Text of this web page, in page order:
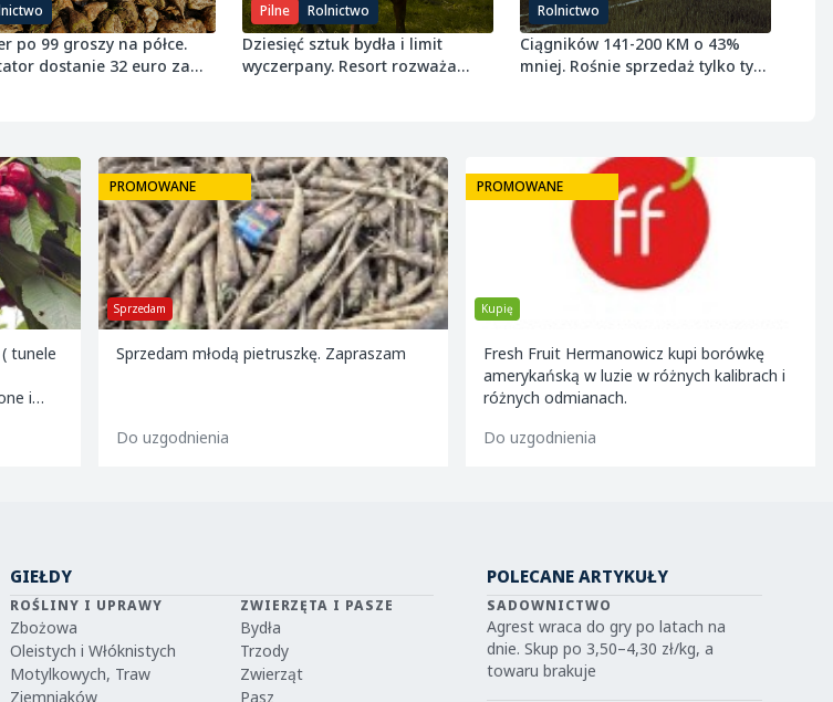
po 99 groszy na półce.
dostanie 32 euro za
Pilne Rolnictwo
Dziesięć sztuk bydła i limit
wyczerpany. Resort rozważa
Rolnictwo
Ciągników 141-200 KM o 43%
mniej. Rośnie sprzedaż tylko tych
Kupię
PROMOWANE
Fresh Fruit Hermanowicz kupi borówkę
Do uzgodnienia
Kupię
PROMOWANE
Kupię kapustę czerwoną każdą ilość. Na
sobote/niedziele - minimum 5 ton! Rodzaj
pakowania - kartonboks po 900-1000 kg.
Do uzgodnienia
GIEŁDY
ROŚLINY I UPRAWY
Zbożowa
Oleistych i Włóknistych
Motylkowych, Traw
Ziemniaków
ZWIERZĘTA I PASZE
Bydła
Trzody
Zwierząt
Pasz
POLECANE ARTYKUŁY
SADOWNICTWO
Agrest wraca do gry po latach na
dnie. Skup po 3,50–4,30 zł/kg, a
towaru brakuje